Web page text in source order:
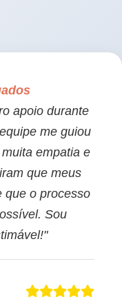
apoio durante
me guiou
empatia e
que meus
que o processo
Sou